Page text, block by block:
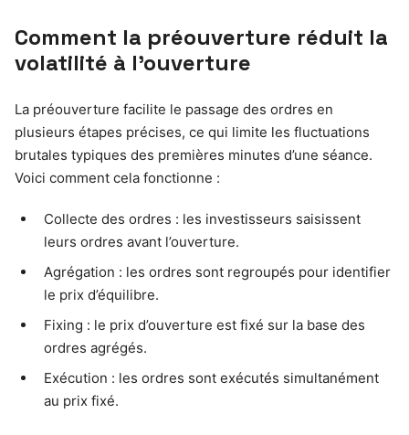
Comment la préouverture réduit la
volatilité à l’ouverture
La préouverture facilite le passage des ordres en
plusieurs étapes précises, ce qui limite les fluctuations
brutales typiques des premières minutes d’une séance.
Voici comment cela fonctionne :
Collecte des ordres : les investisseurs saisissent
leurs ordres avant l’ouverture.
Agrégation : les ordres sont regroupés pour identifier
le prix d’équilibre.
Fixing : le prix d’ouverture est fixé sur la base des
ordres agrégés.
Exécution : les ordres sont exécutés simultanément
au prix fixé.